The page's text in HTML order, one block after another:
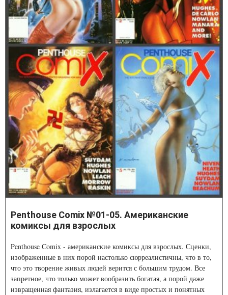
Penthouse Comix №01-05. Американские
комиксы для взрослых
Penthouse Comix - американские комиксы для взрослых. Сценки,
изображенные в них порой настолько сюрреалистичны, что в то,
что это творение живых людей верится с большим трудом. Все
запретное, что только может вообразить богатая, а порой даже
извращенная фантазия, излагается в виде простых и понятных